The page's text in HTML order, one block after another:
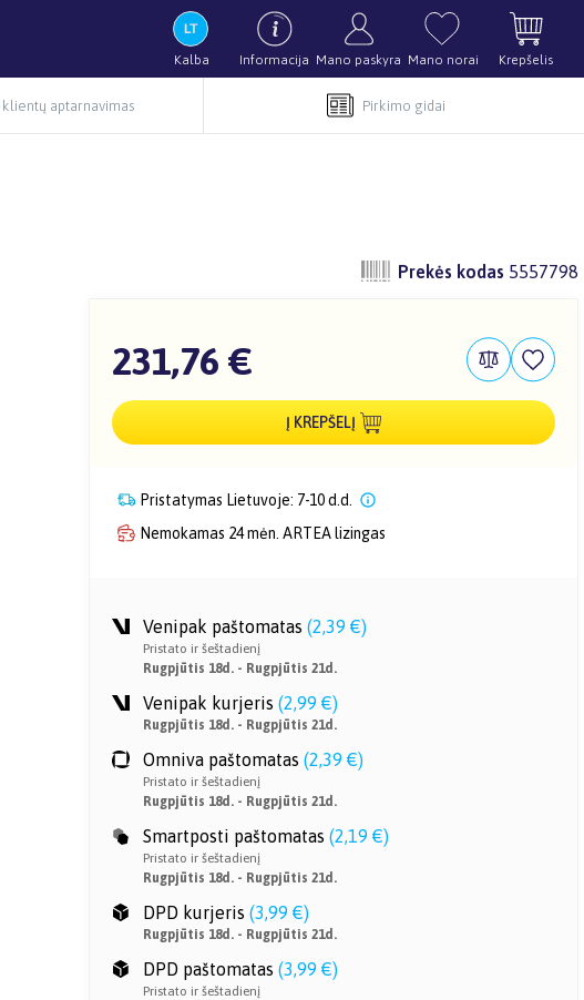
Kalba Informacija Mano paskyra Mano norai Krepšelis
klientų aptarnavimas Pirkimo gidai
Prekės kodas 5557798
231,76 €
Į KREPŠELĮ
Pristatymas Lietuvoje: 7-10 d.d.
Nemokamas 24 mėn. ARTEA lizingas
Venipak paštomatas (2,39 €)
Pristato ir šeštadienį
Rugpjūtis 18d. - Rugpjūtis 21d.
Venipak kurjeris (2,99 €)
Rugpjūtis 18d. - Rugpjūtis 21d.
Omniva paštomatas (2,39 €)
Pristato ir šeštadienį
Rugpjūtis 18d. - Rugpjūtis 21d.
Smartposti paštomatas (2,19 €)
Pristato ir šeštadienį
Rugpjūtis 18d. - Rugpjūtis 21d.
DPD kurjeris (3,99 €)
Rugpjūtis 18d. - Rugpjūtis 21d.
DPD paštomatas (3,99 €)
Pristato ir šeštadienį